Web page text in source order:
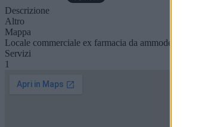
Descrizione
Altro
Mappa
Locale commerciale ex farmacia da ammodernare
Servizi
1